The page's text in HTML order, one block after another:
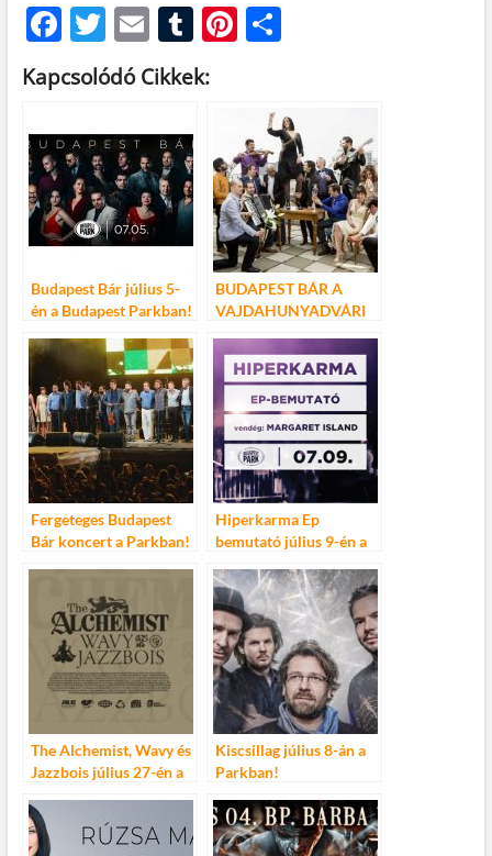
F
ac
e
b
o
o
k
T
w
itt
er
E
m
ail
T
u
m
bl
r
Pi
es
t
O
m
e
g
Kapcsolódó Cikkek:
Budapest Bár július 5-
én a Budapest Parkban!
BUDAPEST BÁR A
VAJDAHUNYADVÁRI
JÚLIUS 30-ÁN
Fergeteges Budapest
Bár koncert a Parkban!
Hiperkarma Ep
bemutató július 9-én a
The Alchemist, Wavy és
Jazzbois július 27-én a
Kiscsillag július 8-án a
Parkban!